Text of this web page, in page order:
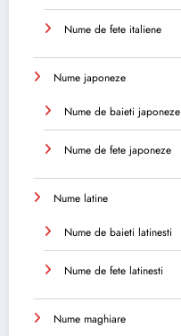
Nume de fete italiene
Nume japoneze
Nume de baieti japoneze
Nume de fete japoneze
Nume latine
Nume de baieti latinesti
Nume de fete latinesti
Nume maghiare